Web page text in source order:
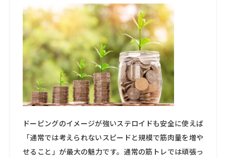
ドーピングのイメージが強いステロイドも安全に使えば
「通常では考えられないスピードと規模で筋肉量を増や
せること」が最大の魅力です。通常の筋トレでは頑張っ